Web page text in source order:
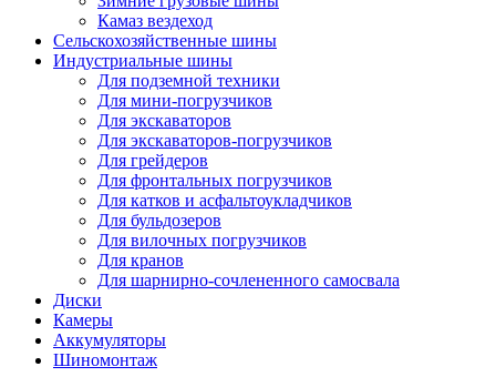
Камаз вездеход
Сельскохозяйственные шины
Индустриальные шины
Для подземной техники
Для мини-погрузчиков
Для экскаваторов
Для экскаваторов-погрузчиков
Для грейдеров
Для фронтальных погрузчиков
Для катков и асфальтоукладчиков
Для бульдозеров
Для вилочных погрузчиков
Для кранов
Для шарнирно-сочлененного самосвала
Диски
Камеры
Аккумуляторы
Шиномонтаж